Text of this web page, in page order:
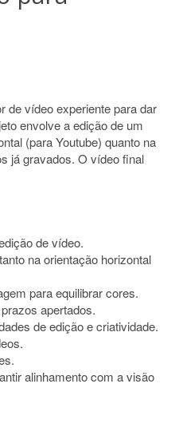
de vídeo experiente para dar
envolve a edição de um
(para Youtube) quanto na
já gravados. O vídeo final
de vídeo.
na orientação horizontal
para equilibrar cores.
apertados.
de edição e criatividade.
alinhamento com a visão